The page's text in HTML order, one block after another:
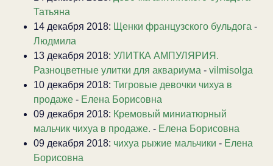
Татьяна
14 декабря 2018: Щенки французского бульдога -
Людмила
13 декабря 2018: УЛИТКА АМПУЛЯРИЯ.
Разноцветные улитки для аквариума - vilmisolga
10 декабря 2018: Тигровые девочки чихуа в
продаже - Елена Борисовна
09 декабря 2018: Кремовый миниатюрный
мальчик чихуа в продаже. - Елена Борисовна
09 декабря 2018: чихуа рыжие мальчики - Елена
Борисовна